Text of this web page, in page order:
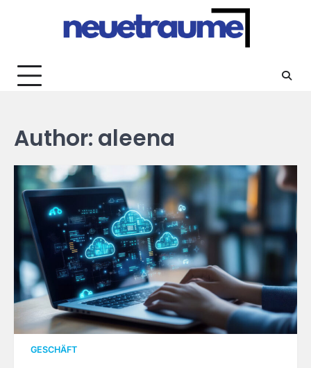
Author: aleena
GESCHÄFT